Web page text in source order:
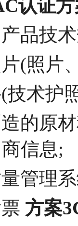
认证
品技
(照片
技术护
的原
信息;
管理
方案